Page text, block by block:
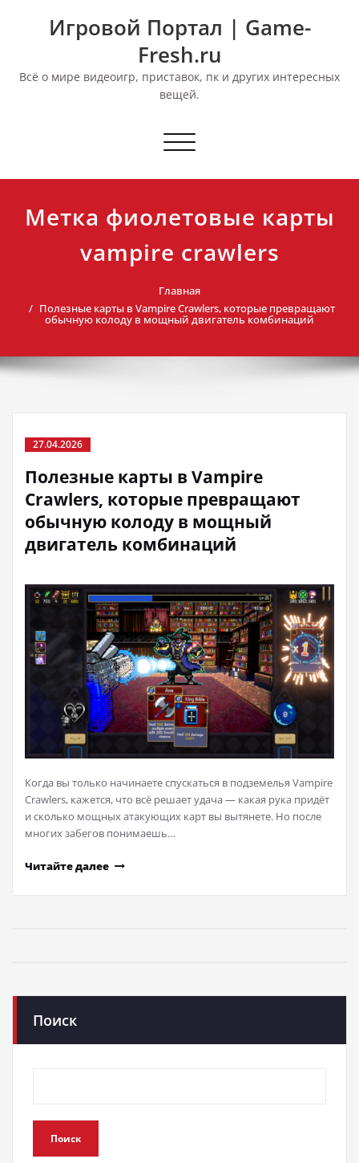
Игровой Портал | Game-
Fresh.ru
Всё о мире видеоигр, приставок, пк и других интересных
вещей.
Переключить
Метка фиолетовые карты
vampire crawlers
Главная
Полезные карты в Vampire Crawlers, которые превращают
обычную колоду в мощный двигатель комбинаций
27.04.2026
Полезные карты в Vampire
Crawlers, которые превращают
обычную колоду в мощный
двигатель комбинаций
Когда вы только начинаете спускаться в подземелья Vampire
Crawlers, кажется, что всё решает удача — какая рука придёт
и сколько мощных атакующих карт вы вытянете. Но после
многих забегов понимаешь…
Читайте далее
Поиск
Поиск